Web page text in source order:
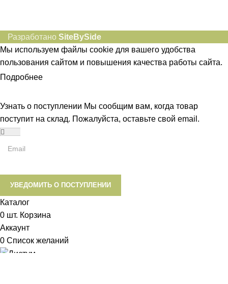
Разработано SiteBySide
Мы используем файлы cookie для вашего удобства
пользования сайтом и повышения качества работы сайта.
Подробнее
Узнать о поступлении Мы сообщим вам, когда товар
поступит на склад. Пожалуйста, оставьте свой email.
УВЕДОМИТЬ О ПОСТУПЛЕНИИ
Каталог
0 шт. Корзина
Аккаунт
0 Список желаний